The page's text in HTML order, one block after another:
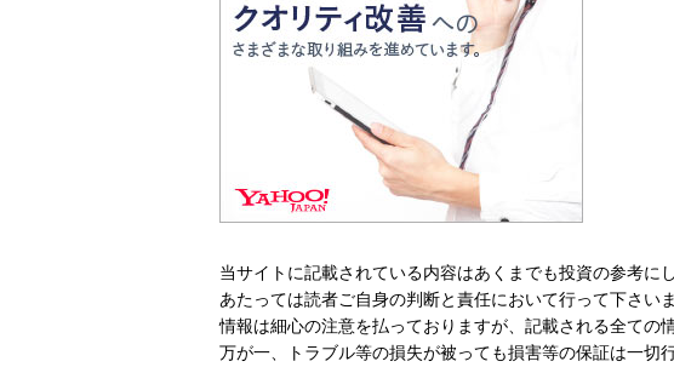
当サイトに記載されている内容はあくまでも投資の参考に
あたっては読者ご自身の判断と責任において行って下さい
情報は細心の注意を払っておりますが、記載される全ての
万が一、トラブル等の損失が被っても損害等の保証は一切